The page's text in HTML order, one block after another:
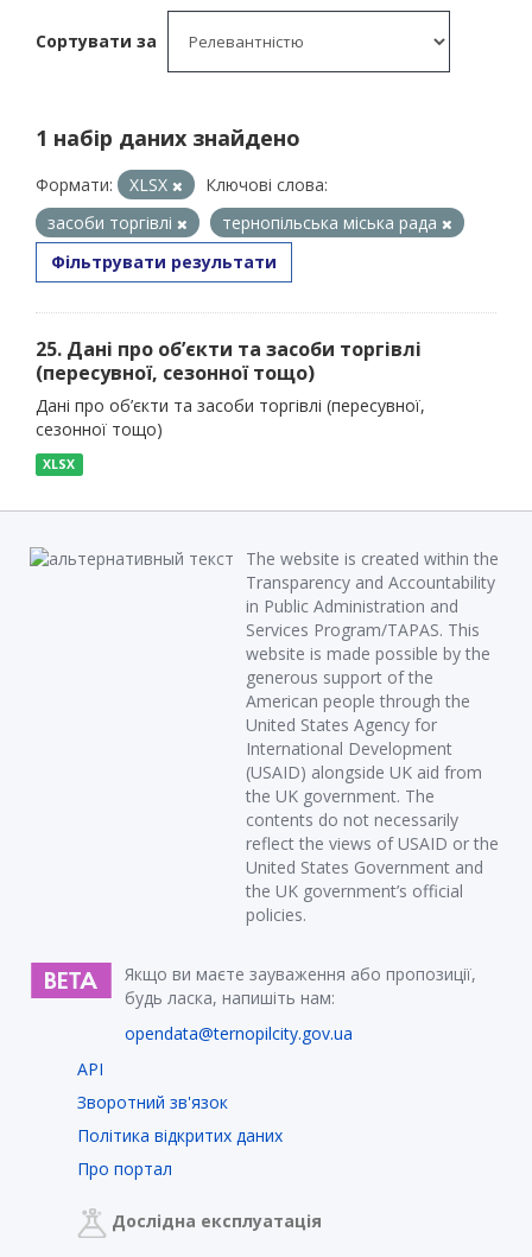
Сортувати за
1 набір даних знайдено
Формати: XLSX
Ключові слова:
засоби торгівлі
тернопільська міська рада
Фільтрувати результати
25. Дані про об’єкти та засоби торгівлі
(пересувної, сезонної тощо)
Дані про об’єкти та засоби торгівлі (пересувної,
сезонної тощо)
XLSX
The website is created within the
Transparency and Accountability
in Public Administration and
Services Program/TAPAS. This
website is made possible by the
generous support of the
American people through the
United States Agency for
International Development
(USAID) alongside UK aid from
the UK government. The
contents do not necessarily
reflect the views of USAID or the
United States Government and
the UK government’s official
policies.
Якщо ви маєте зауваження або пропозиції,
будь ласка, напишіть нам:
opendata@ternopilcity.gov.ua
API
Зворотний зв'язок
Політика відкритих даних
Про портал
Дослідна експлуатація